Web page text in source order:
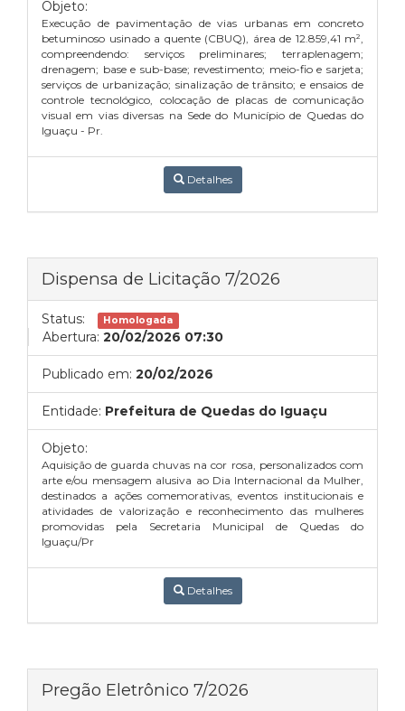
Objeto:
Execução de pavimentação de vias urbanas em concreto
betuminoso usinado a quente (CBUQ), área de 12.859,41 m²,
compreendendo: serviços preliminares; terraplenagem;
drenagem; base e sub-base; revestimento; meio-fio e sarjeta;
serviços de urbanização; sinalização de trânsito; e ensaios de
controle tecnológico, colocação de placas de comunicação
visual em vias diversas na Sede do Município de Quedas do
Iguaçu - Pr.
Detalhes
Dispensa de Licitação 7/2026
Status: Homologada
Abertura: 20/02/2026 07:30
Publicado em: 20/02/2026
Entidade: Prefeitura de Quedas do Iguaçu
Objeto:
Aquisição de guarda chuvas na cor rosa, personalizados com
arte e/ou mensagem alusiva ao Dia Internacional da Mulher,
destinados a ações comemorativas, eventos institucionais e
atividades de valorização e reconhecimento das mulheres
promovidas pela Secretaria Municipal de Quedas do
Iguaçu/Pr
Detalhes
Pregão Eletrônico 7/2026